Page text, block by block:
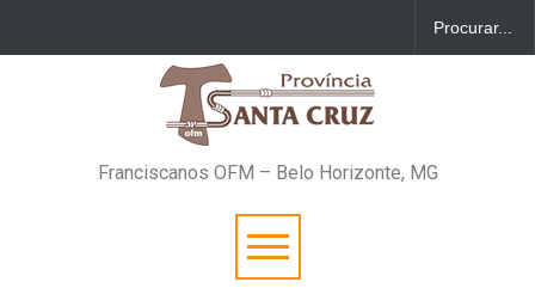
Franciscanos OFM – Belo Horizonte, MG